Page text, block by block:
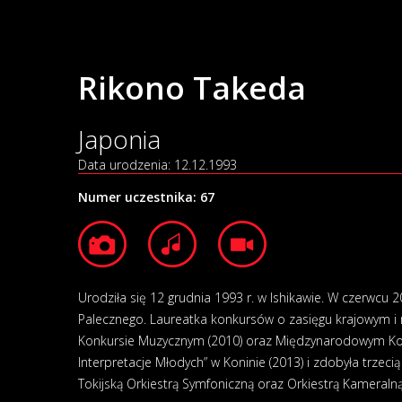
Rikono Takeda
Japonia
Data urodzenia: 12.12.1993
Numer uczestnika: 67
Urodziła się 12 grudnia 1993 r. w Ishikawie. W
Palecznego. Laureatka konkursów o zasięgu krajowym
Konkursie Muzycznym (2010) oraz Międzynarodowym
Interpretacje Młodych” w Koninie (2013) i zdobyła
Tokijską Orkiestrą Symfoniczną oraz Orkiestrą